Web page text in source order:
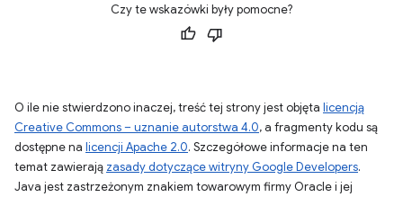
Czy te wskazówki były pomocne?
O ile nie stwierdzono inaczej, treść tej strony jest objęta licencją
Creative Commons – uznanie autorstwa 4.0, a fragmenty kodu są
dostępne na licencji Apache 2.0. Szczegółowe informacje na ten
temat zawierają zasady dotyczące witryny Google Developers.
Java jest zastrzeżonym znakiem towarowym firmy Oracle i jej